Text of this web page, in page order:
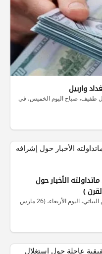
واربيل
طفيف، صباح اليوم الخميس، في
الأخبار حول
)
نفى رئيس هيئة التقاعد الوطنية ماهر حسين البياتي، اليوم الأربعاء، (26 مارس